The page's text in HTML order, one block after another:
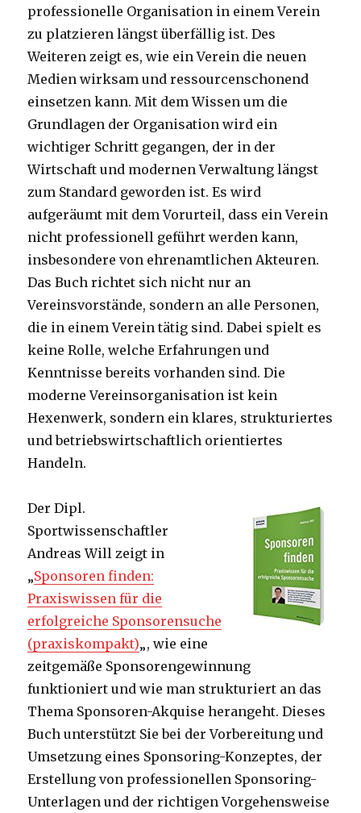
professionelle Organisation in einem Verein
zu platzieren längst überfällig ist. Des
Weiteren zeigt es, wie ein Verein die neuen
Medien wirksam und ressourcenschonend
einsetzen kann. Mit dem Wissen um die
Grundlagen der Organisation wird ein
wichtiger Schritt gegangen, der in der
Wirtschaft und modernen Verwaltung längst
zum Standard geworden ist. Es wird
aufgeräumt mit dem Vorurteil, dass ein Verein
nicht professionell geführt werden kann,
insbesondere von ehrenamtlichen Akteuren.
Das Buch richtet sich nicht nur an
Vereinsvorstände, sondern an alle Personen,
die in einem Verein tätig sind. Dabei spielt es
keine Rolle, welche Erfahrungen und
Kenntnisse bereits vorhanden sind. Die
moderne Vereinsorganisation ist kein
Hexenwerk, sondern ein klares, strukturiertes
und betriebswirtschaftlich orientiertes
Handeln.
Der Dipl.
Sportwissenschaftler
Andreas Will zeigt in
„Sponsoren finden:
Praxiswissen für die
erfolgreiche Sponsorensuche
(praxiskompakt)„, wie eine
zeitgemäße Sponsorengewinnung
funktioniert und wie man strukturiert an das
Thema Sponsoren-Akquise herangeht. Dieses
Buch unterstützt Sie bei der Vorbereitung und
Umsetzung eines Sponsoring-Konzeptes, der
Erstellung von professionellen Sponsoring-
Unterlagen und der richtigen Vorgehensweise